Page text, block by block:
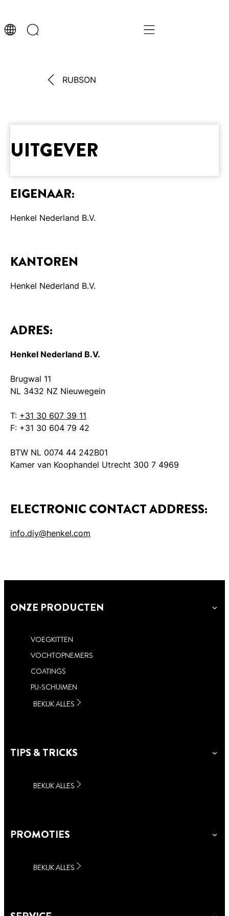
RUBSON
UITGEVER
EIGENAAR:
Henkel Nederland B.V.
KANTOREN
Henkel Nederland B.V.
ADRES:
Henkel Nederland B.V.
Brugwal 11
NL 3432 NZ Nieuwegein
T: +31 30 607 39 11
F: +31 30 604 79 42
BTW NL 0074 44 242B01
Kamer van Koophandel Utrecht 300 7 4969
ELECTRONIC CONTACT ADDRESS:
info.diy@henkel.com
ONZE PRODUCTEN
VOEGKITTEN
VOCHTOPNEMERS
COATINGS
PU-SCHUIMEN
BEKIJK ALLES
TIPS & TRICKS
BEKIJK ALLES
PROMOTIES
BEKIJK ALLES